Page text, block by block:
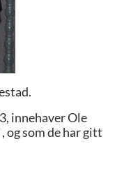
innehaver Ole
som de har gitt